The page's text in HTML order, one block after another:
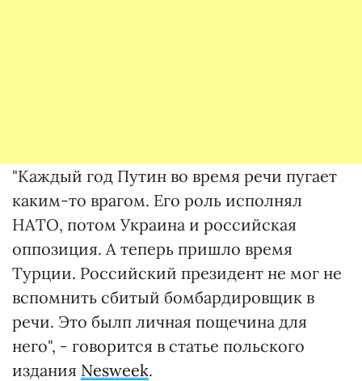
"Каждый год Путин во время речи пугает
каким-то врагом. Его роль исполнял
НАТО, потом Украина и российская
оппозиция. А теперь пришло время
Турции. Российский президент не мог не
вспомнить сбитый бомбардировщик в
речи. Это былп личная пощечина для
него", - говорится в статье польского
издания Nesweek.